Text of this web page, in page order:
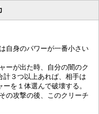
自身のパワーが一番小さい
ーが出た時、自分の闇のク
計３つ以上あれば、相手は
を１体選んで破壊する。
の攻撃の後、このクリーチ